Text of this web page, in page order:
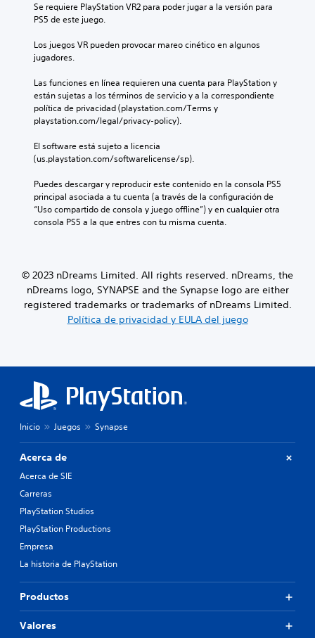
Se requiere PlayStation VR2 para poder jugar a la versión para
PS5 de este juego.
Los juegos VR pueden provocar mareo cinético en algunos
jugadores.
Las funciones en línea requieren una cuenta para PlayStation y
están sujetas a los términos de servicio y a la correspondiente
política de privacidad (playstation.com/Terms y
playstation.com/legal/privacy-policy).
El software está sujeto a licencia
(us.playstation.com/softwarelicense/sp).
Puedes descargar y reproducir este contenido en la consola PS5
principal asociada a tu cuenta (a través de la configuración de
“Uso compartido de consola y juego offline”) y en cualquier otra
consola PS5 a la que entres con tu misma cuenta.
© 2023 nDreams Limited. All rights reserved. nDreams, the
nDreams logo, SYNAPSE and the Synapse logo are either
registered trademarks or trademarks of nDreams Limited.
Política de privacidad y EULA del juego
Inicio Juegos Synapse
Acerca de
Acerca de SIE
Carreras
PlayStation Studios
PlayStation Productions
Empresa
La historia de PlayStation
Productos
Valores